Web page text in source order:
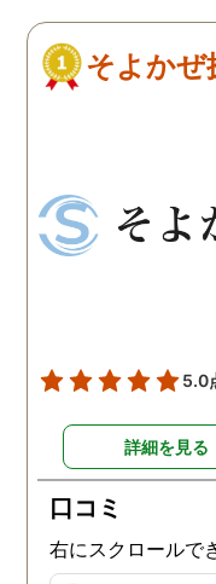
そよかぜ
5.0
詳細を見る
口コミ
右にスクロールで